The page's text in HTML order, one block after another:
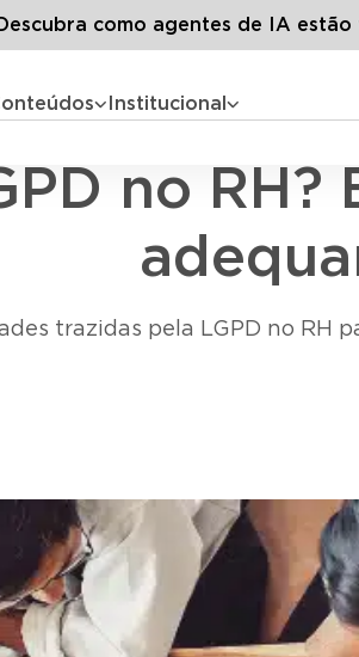
Institucional
como agentes de IA
Como aplicar a LGPD
no
trazidas pela LGPD no RH